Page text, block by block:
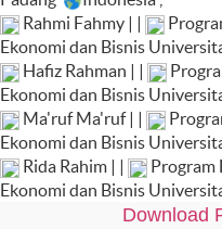
Rahmi Fahmy | |
Ekonomi dan Bisnis
Hafiz Rahman | |
Ekonomi dan Bisnis
Ma'ruf Ma'ruf | |
Ekonomi dan Bisnis
Rida Rahim | |
Program
Ekonomi dan Bisnis
Download